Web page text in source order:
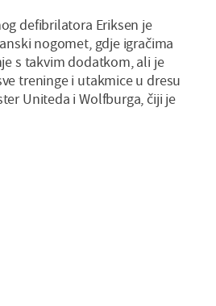
defibrilatora Eriksen je
nogomet, gdje igračima
s takvim dodatkom, ali je
treninge i utakmice u dresu
Uniteda i Wolfburga, čiji je